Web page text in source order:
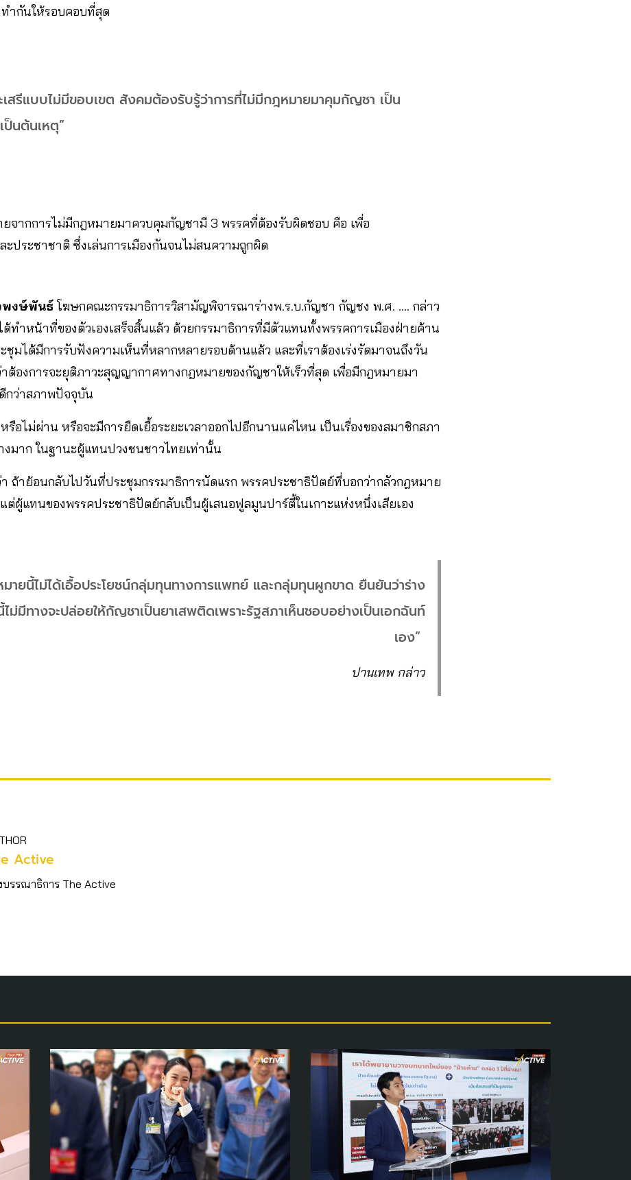
ำกันให้รอบคอบที่สุด
เสรีแบบไม่มีขอบเขต สังคมต้องรับรู้ว่าการที่ไม่มีกฎหมายมาคุมกัญชา เป็น
ป็นต้นเหตุ”
ยจากการไม่มีกฎหมายมาควบคุมกัญชามี 3 พรรคที่ต้องรับผิดชอบ คือ เพื่อ
ประชาชาติ ซึ่งเล่นการเมืองกันจนไม่สนความถูกผิด
พงษ์พันธ์โฆษกคณะกรรมาธิการวิสามัญพิจารณาร่างพ.ร.บ.กัญชา กัญชง พ.ศ. …. กล่าว
ด้ทำหน้าที่ของตัวเองเสร็จสิ้นแล้ว ด้วยกรรมาธิการที่มีตัวแทนทั้งพรรคการเมืองฝ่ายค้าน
ชุมได้มีการรับฟังความเห็นที่หลากหลายรอบด้านแล้ว และที่เราต้องเร่งรัดมาจนถึงวัน
ต้องการจะยุติภาวะสุญญากาศทางกฎหมายของกัญชาให้เร็วที่สุด เพื่อมีกฎหมายมา
กว่าสภาพปัจจุบัน
อไม่ผ่าน หรือจะมีการยืดเยื้อระยะเวลาออกไปอีกนานแค่ไหน เป็นเรื่องของสมาชิกสภา
งมาก ในฐานะผู้แทนปวงชนชาวไทยเท่านั้น
ถ้าย้อนกลับไปวันที่ประชุมกรรมาธิการนัดแรก พรรคประชาธิปัตย์ที่บอกว่ากลัวกฎหมาย
ต่ผู้แทนของพรรคประชาธิปัตย์กลับเป็นผู้เสนอฟูลมูนปาร์ตี้ในเกาะแห่งหนึ่งเสียเอง
ายนี้ไม่ได้เอื้อประโยชน์กลุ่มทุนทางการแพทย์ และกลุ่มทุนผูกขาด ยืนยันว่าร่าง
ม่มีทางจะปล่อยให้กัญชาเป็นยาเสพติดเพราะรัฐสภาเห็นชอบอย่างเป็นเอกฉันท์
เอง”
ปานเทพ กล่าว
Active
บรรณาธิการ The Active